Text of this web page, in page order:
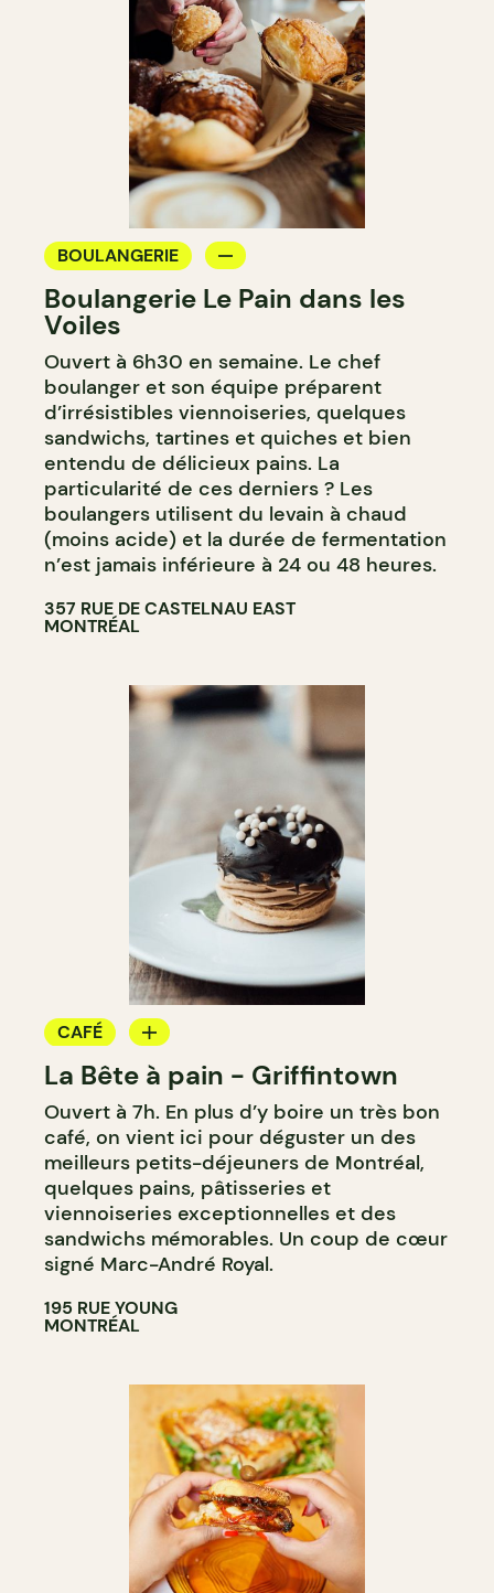
BOULANGERIE
Boulangerie Le Pain dans les
Voiles
Ouvert à 6h30 en semaine. Le chef
boulanger et son équipe préparent
d’irrésistibles viennoiseries, quelques
sandwichs, tartines et quiches et bien
entendu de délicieux pains. La
particularité de ces derniers ? Les
boulangers utilisent du levain à chaud
(moins acide) et la durée de fermentation
n’est jamais inférieure à 24 ou 48 heures.
357 RUE DE CASTELNAU EAST
MONTRÉAL
CAFÉ
BOULANGERIE
COMPTOIR
CAVISTE
La Bête à pain - Griffintown
Ouvert à 7h. En plus d’y boire un très bon
café, on vient ici pour déguster un des
meilleurs petits-déjeuners de Montréal,
quelques pains, pâtisseries et
viennoiseries exceptionnelles et des
sandwichs mémorables. Un coup de cœur
signé Marc-André Royal.
195 RUE YOUNG
MONTRÉAL